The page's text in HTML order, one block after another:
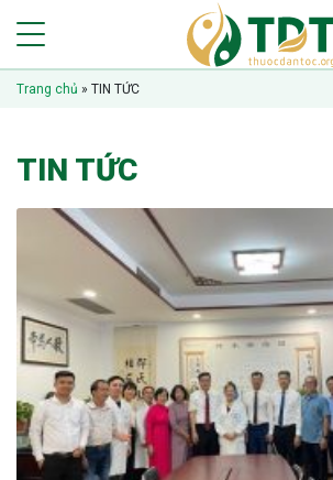
Trang chủ » TIN TỨC
TIN TỨC